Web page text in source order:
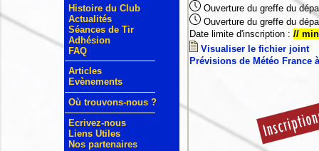
Histoire du Club
Actualités
Séances de Tir
Adhésion
FAQ
Articles
Evènements
Où trouvons-nous ?
Ecrivez-nous
Liens Utiles
Nos partenaires
Ouverture du greffe du
Ouverture du greffe du
Date limite d'inscription : //
Visualiser le fichier joint
Prévisions de Météo France à